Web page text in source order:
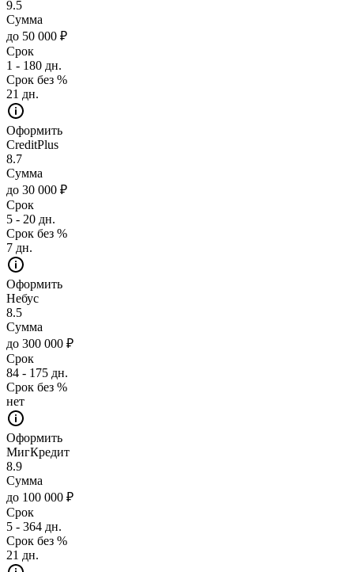
9.5
Сумма
до 50 000 ₽
Срок
1 - 180 дн.
Срок без %
21 дн.
Оформить
CreditPlus
8.7
Сумма
до 30 000 ₽
Срок
5 - 20 дн.
Срок без %
7 дн.
Оформить
Небус
8.5
Сумма
до 300 000 ₽
Срок
84 - 175 дн.
Срок без %
нет
Оформить
МигКредит
8.9
Сумма
до 100 000 ₽
Срок
5 - 364 дн.
Срок без %
21 дн.